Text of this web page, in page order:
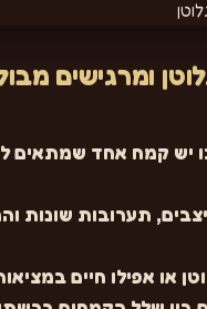
ומרגישים
יש קמח אחד שמתאים
תערובות שונות
או אפילו חיים